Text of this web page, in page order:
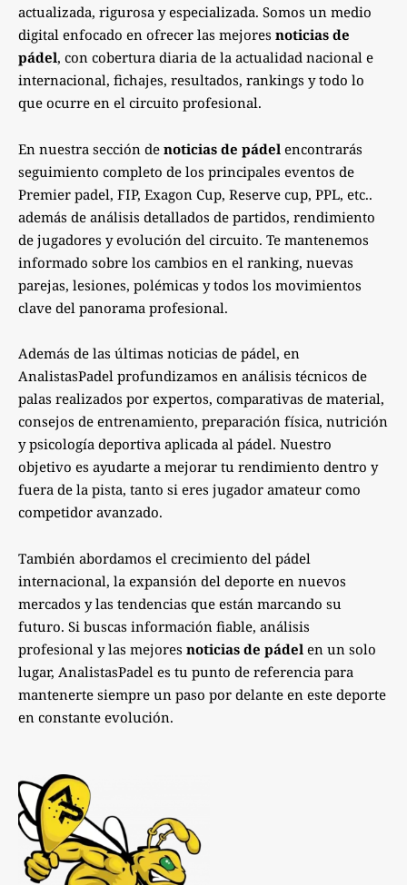
actualizada, rigurosa y especializada. Somos un medio
digital enfocado en ofrecer las mejores noticias de
pádel, con cobertura diaria de la actualidad nacional e
internacional, fichajes, resultados, rankings y todo lo
que ocurre en el circuito profesional.
En nuestra sección de noticias de pádel encontrarás
seguimiento completo de los principales eventos de
Premier padel, FIP, Exagon Cup, Reserve cup, PPL, etc..
además de análisis detallados de partidos, rendimiento
de jugadores y evolución del circuito. Te mantenemos
informado sobre los cambios en el ranking, nuevas
parejas, lesiones, polémicas y todos los movimientos
clave del panorama profesional.
Además de las últimas noticias de pádel, en
AnalistasPadel profundizamos en análisis técnicos de
palas realizados por expertos, comparativas de material,
consejos de entrenamiento, preparación física, nutrición
y psicología deportiva aplicada al pádel. Nuestro
objetivo es ayudarte a mejorar tu rendimiento dentro y
fuera de la pista, tanto si eres jugador amateur como
competidor avanzado.
También abordamos el crecimiento del pádel
internacional, la expansión del deporte en nuevos
mercados y las tendencias que están marcando su
futuro. Si buscas información fiable, análisis
profesional y las mejores noticias de pádel en un solo
lugar, AnalistasPadel es tu punto de referencia para
mantenerte siempre un paso por delante en este deporte
en constante evolución.